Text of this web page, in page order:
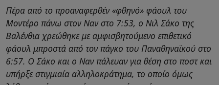
Πέρα από το προαναφερθέν «φθηνό» φάουλ του
Μοντέρο πάνω στον Ναν στο 7:53, ο Νιλ Σάκο της
Βαλένθια χρεώθηκε με αμφισβητούμενο επιθετικό
φάουλ μπροστά από τον πάγκο του Παναθηναϊκού στο
6:57. Ο Σάκο και ο Ναν πάλευαν για θέση στο ποστ και
υπήρξε στιγμιαία αλληλοκράτημα, το οποίο όμως